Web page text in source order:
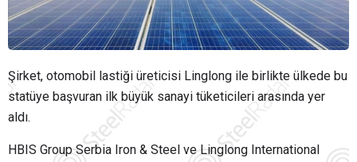
Şirket, otomobil lastiği üreticisi Linglong ile birlikte ülkede bu
statüye başvuran ilk büyük sanayi tüketicileri arasında yer
aldı.
HBIS Group Serbia Iron & Steel ve Linglong International